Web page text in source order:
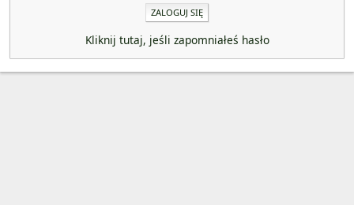
Kliknij tutaj, jeśli zapomniałeś hasło